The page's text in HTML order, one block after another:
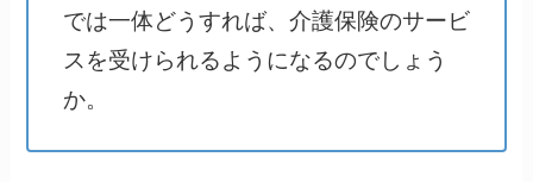
では一体どうすれば、介護保険のサービ
スを受けられるようになるのでしょう
か。